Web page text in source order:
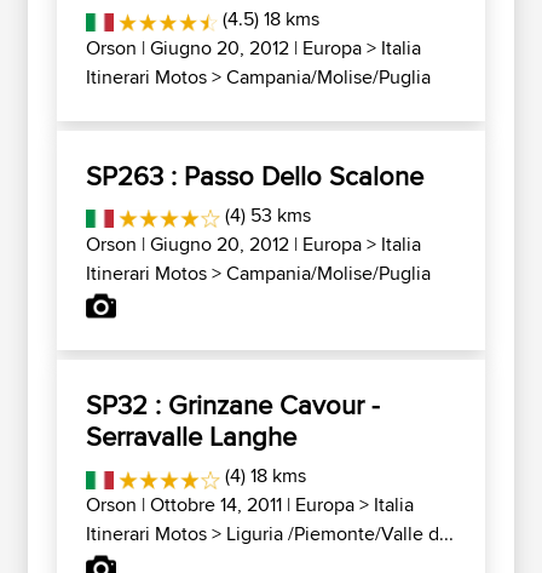
(4.5) 18 kms
Orson | Giugno 20, 2012 | Europa> Italia
Itinerari Motos>Campania/Molise/Puglia
SP263 : Passo Dello Scalone
(4) 53 kms
Orson | Giugno 20, 2012 | Europa> Italia
Itinerari Motos>Campania/Molise/Puglia
SP32 : Grinzane Cavour -
Serravalle Langhe
(4) 18 kms
Orson | Ottobre 14, 2011 | Europa> Italia
Itinerari Motos> Liguria /Piemonte/Valle d...